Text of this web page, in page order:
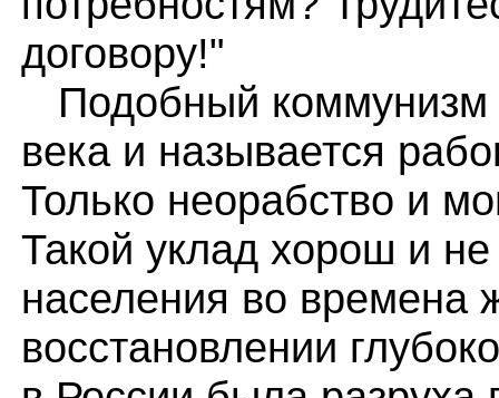
договору!"
Подобный коммунизм
века и называется
Только неорабство и
Такой уклад хорош и
населения во времена
восстановлении